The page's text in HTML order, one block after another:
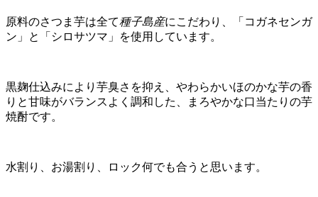
原料のさつま芋は全て種子島産にこだわり、「コガネセンガ
ン」と「シロサツマ」を使用しています。
黒麹仕込みにより芋臭さを抑え、やわらかいほのかな芋の香
りと甘味がバランスよく調和した、まろやかな口当たりの芋
焼酎です。
水割り、お湯割り、ロック何でも合うと思います。